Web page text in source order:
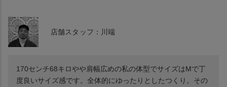
店舗スタッフ：川端
170センチ68キロやや肩幅広めの私の体型でサイズはMで丁
度良いサイズ感です。全体的にゆったりとしたつくり。その